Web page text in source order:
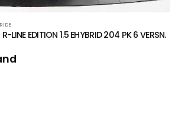
EDITION 1.5 EHYBRID 204 PK 6 VERSN.